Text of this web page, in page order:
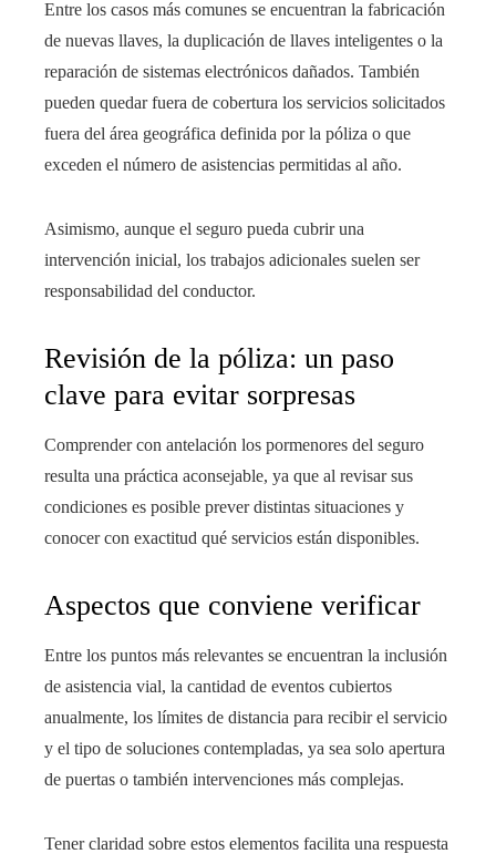
Entre los casos más comunes se encuentran la fabricación
de nuevas llaves, la duplicación de llaves inteligentes o la
reparación de sistemas electrónicos dañados. También
pueden quedar fuera de cobertura los servicios solicitados
fuera del área geográfica definida por la póliza o que
exceden el número de asistencias permitidas al año.
Asimismo, aunque el seguro pueda cubrir una
intervención inicial, los trabajos adicionales suelen ser
responsabilidad del conductor.
Revisión de la póliza: un paso
clave para evitar sorpresas
Comprender con antelación los pormenores del seguro
resulta una práctica aconsejable, ya que al revisar sus
condiciones es posible prever distintas situaciones y
conocer con exactitud qué servicios están disponibles.
Aspectos que conviene verificar
Entre los puntos más relevantes se encuentran la inclusión
de asistencia vial, la cantidad de eventos cubiertos
anualmente, los límites de distancia para recibir el servicio
y el tipo de soluciones contempladas, ya sea solo apertura
de puertas o también intervenciones más complejas.
Tener claridad sobre estos elementos facilita una respuesta